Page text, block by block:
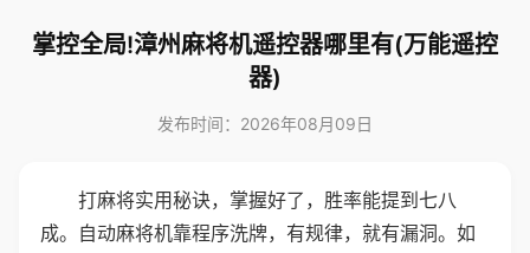
掌控全局!漳州麻将机遥控器哪里有(万能遥控
器)
发布时间：2026年08月09日
打麻将实用秘诀，掌握好了，胜率能提到七八
成。自动麻将机靠程序洗牌，有规律，就有漏洞。如